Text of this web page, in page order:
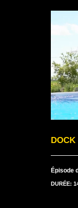
DOCK
Épisode
DURÉE: